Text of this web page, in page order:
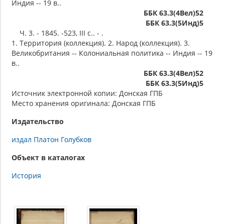
Индия -- 19 в..
ББК 63.3(4Вел)52
ББК 63.3(5Инд)5
Ч. 3. - 1845. -523, III с.. - .
1. Территория (коллекция). 2. Народ (коллекция). 3.
Великобритания -- Колониальная политика -- Индия -- 19
в..
ББК 63.3(4Вел)52
ББК 63.3(5Инд)5
Источник электронной копии: Донская ГПБ
Место хранения оригинала: Донская ГПБ
Издательство
издал Платон Голубков
Объект в каталогах
История